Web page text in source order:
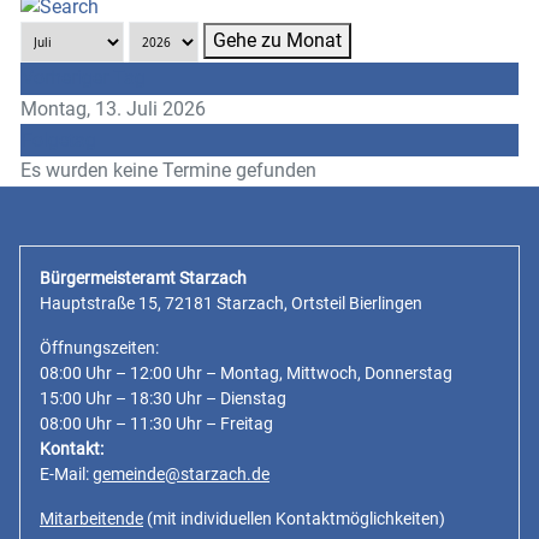
Gehe zu Monat
Montag, 13. Juli 2026
Es wurden keine Termine gefunden
Bürgermeisteramt Starzach
Hauptstraße 15, 72181 Starzach, Ortsteil Bierlingen
Öffnungszeiten:
08:00 Uhr – 12:00 Uhr – Montag, Mittwoch, Donnerstag
15:00 Uhr – 18:30 Uhr – Dienstag
08:00 Uhr – 11:30 Uhr – Freitag
Kontakt:
E-Mail:gemeinde@starzach.de
Mitarbeitende (mit individuellen Kontaktmöglichkeiten)